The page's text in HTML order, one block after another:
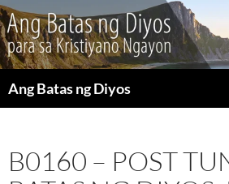
Ang Batas ng Diyos
B0160 – POST